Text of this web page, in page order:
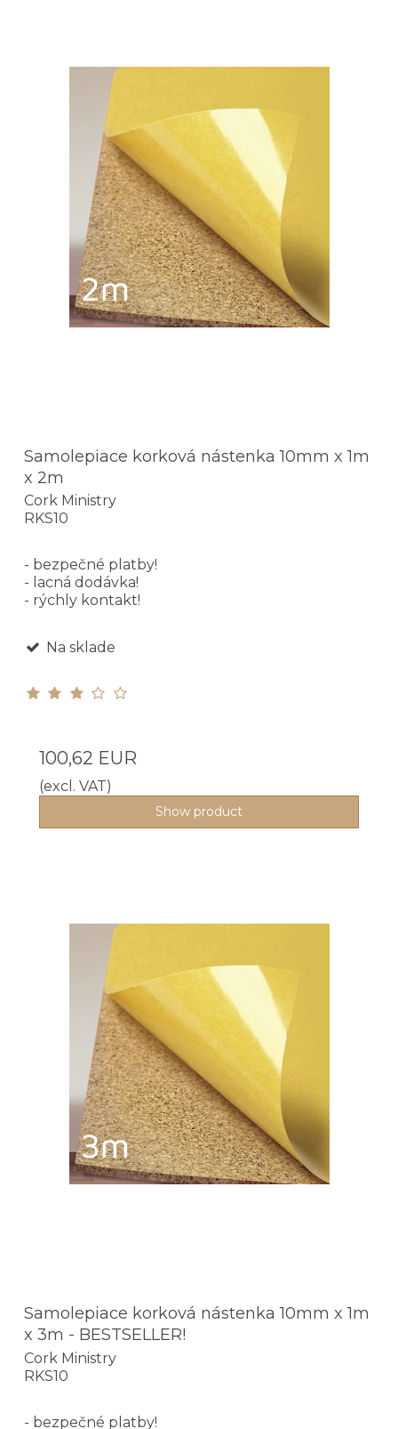
Samolepiace korková nástenka 10mm x 1m
x 2m
Cork Ministry
RKS10
- bezpečné platby!
- lacná dodávka!
- rýchly kontakt!
Na sklade
100,62 EUR
(excl. VAT)
Show product
Samolepiace korková nástenka 10mm x 1m
x 3m - BESTSELLER!
Cork Ministry
RKS10
- bezpečné platby!